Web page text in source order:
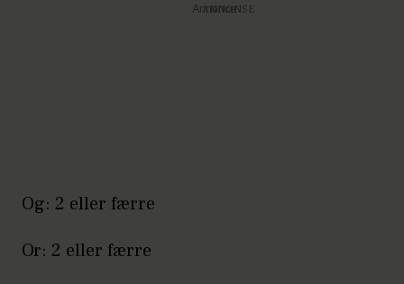
Annonce
Og: 2 eller færre
Or: 2 eller færre